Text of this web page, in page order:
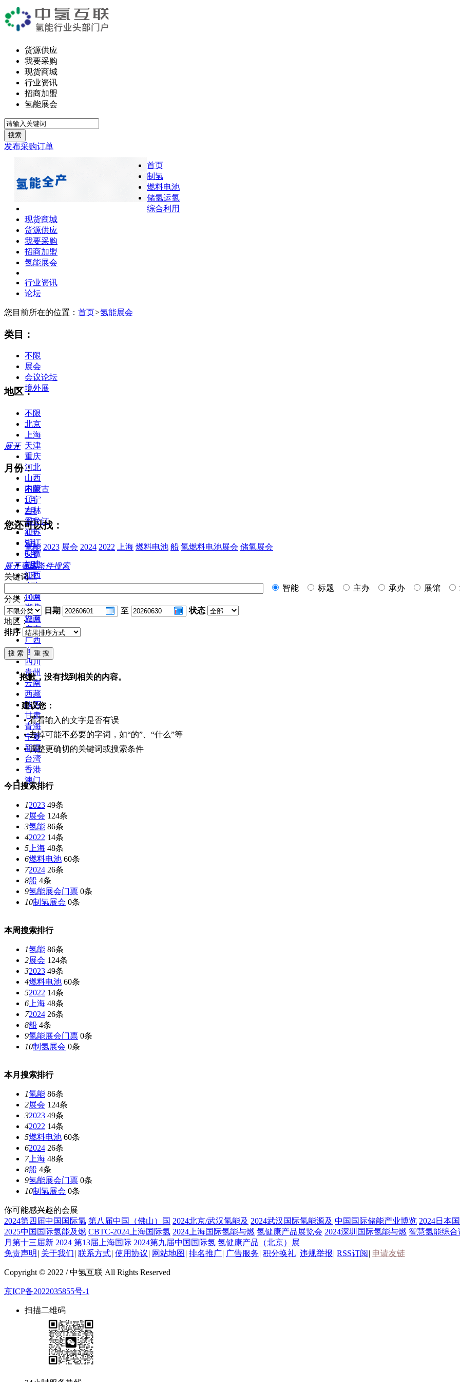
货源供应
我要采购
现货商城
行业资讯
招商加盟
氢能展会
搜索
发布采购订单
首页
制氢
燃料电池
储氢运氢
综合利用
现货商城
货源供应
我要采购
招商加盟
氢能展会
行业资讯
论坛
您目前所在的位置： 首页>氢能展会
类目：
不限
展会
会议论坛
境外展
地区：
不限
北京
上海
天津
重庆
河北
山西
内蒙古
辽宁
吉林
黑龙江
江苏
浙江
安徽
福建
江西
山东
河南
湖北
湖南
广东
广西
海南
四川
贵州
云南
西藏
陕西
甘肃
青海
宁夏
新疆
台湾
香港
澳门
展开
月份：
不限
1月
2月
3月
4月
5月
6月
7月
8月
9月
10月
11月
12月
您还可以找：
氢能 2023 展会 2024 2022 上海 燃料电池 船 氢燃料电池展会 储氢展会
展开更多条件搜索
关键词：
智能
标题 主办 承办 展馆
分类：
日期
至
状态
地区：
排序
抱歉，没有找到相关的内容。
建议您：
• 看看输入的文字是否有误
• 去掉可能不必要的字词，如“的”、“什么”等
• 调整更确切的关键词或搜索条件
今日搜索排行
12023 49条
2展会 124条
3氢能 86条
42022 14条
5 上海 48条
6燃料电池 60条
72024 26条
8船 4条
9氢能展会门票 0条
10制氢展会 0条
本周搜索排行
1氢能 86条
2展会 124条
32023 49条
4燃料电池 60条
52022 14条
6 上海 48条
72024 26条
8船 4条
9氢能展会门票 0条
10制氢展会 0条
本月搜索排行
1氢能 86条
2展会 124条
32023 49条
42022 14条
5燃料电池 60条
62024 26条
7上海 48条
8船 4条
9氢能展会门票 0条
10制氢展会 0条
你可能感兴趣的会展
2024第四届中国国际氢 第八届中国（佛山）国 2024北京/武汉氢能及 2024武汉国际氢能源及 中国国际储能产业博览 2024日本
2025中国国际氢能及燃 CBTC-2024上海国际氢 2024上海国际氢能与燃 氢健康产品展览会 2024深圳国际氢能与燃 智慧氢能综合
月第十三届新 2024 第13届上海国际 2024第九届中国国际氢 氢健康产品（北京）展
免责声明 | 关于我们| 联系方式| 使用协议| 网站地图 | 排名推广| 广告服务| 积分换礼| 违规举报| RSS订阅 | 申请友链
Copyright © 2022 / 中氢互联 All Rights Reserved
京ICP备2022035855号-1
扫描二维码